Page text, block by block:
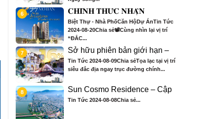
6
𝐂𝐇𝐈́𝐍𝐇 𝐓𝐇𝐔̛́𝐂 𝐍𝐇𝐀̣̂𝐍
𝐁𝐎𝐎𝐊𝐈𝐍𝐆 𝐓𝐎𝐀̀ 𝐒𝟑 – 𝐒𝐔𝐍
𝐒𝐘𝐌𝐏𝐇𝐎𝐍𝐘 𝐑𝐄𝐒𝐈𝐃𝐄𝐍𝐂𝐄
𝐕𝐎̛́𝐈 𝐍𝐇𝐈𝐄̂̀𝐔 𝐔̛𝐔 Đ𝐀̃𝐈 Đ𝐀̣̆𝐂
𝐁𝐈𝐄̣̂𝐓 𝐂𝐇𝐈̉ 𝐂𝐎́ 𝐓𝐑𝐎𝐍𝐆
𝐓𝐇𝐀́𝐍𝐆 𝟖
Biệt Thự - Nhà PhốCăn HộDự ÁnTin Tức
2024-08-20Chia sẻ📽Cùng nhìn lại vị trí
“ĐẮC...
7
Sở hữu phiên bản giới hạn –
Nhà phố bên sông Hàn Sun
Group Đà Nẵng
Tin Tức 2024-08-09Chia sẻTọa lạc tại vị trí
siêu đắc địa ngay trục đường chính...
8
Sun Cosmo Residence – Cập
nhật tiến độ ngày 06-08-2024
Tin Tức 2024-08-08Chia sẻ...